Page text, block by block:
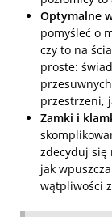
Optymalne
pomyśleć o
czy to na
proste:
przestrzeni,
Zamki i
zdecyduj się
jak
wątpliwości